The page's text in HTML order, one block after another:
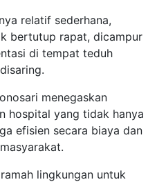
relatif sederhana,
bertutup rapat, dicampur
di tempat teduh
menegaskan
hospital yang tidak hanya
efisien secara biaya dan
lingkungan untuk